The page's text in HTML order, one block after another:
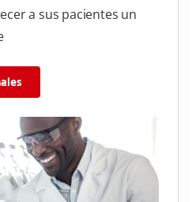
a sus pacientes un